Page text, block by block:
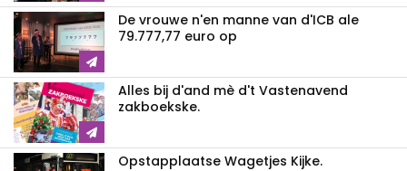
De vrouwe n'en manne van d'ICB ale
79.777,77 euro op
Alles bij d'and mè d't Vastenavend
zakboekske.
Opstapplaatse Wagetjes Kijke.